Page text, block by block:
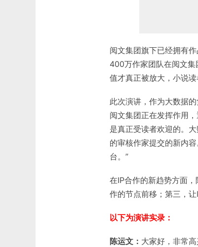
阅文集团旗下已经拥有
400万作家团队在阅文
值才真正被放大，小说
此次演讲，作为大数据
阅文集团正在发挥作用
是真正受读者欢迎的。
的审核作家提交的新内
台。”
在IP合作的新趋势方面
作的节点前移；第三，
以下为演讲实录：
陈运文： 大家好，非常